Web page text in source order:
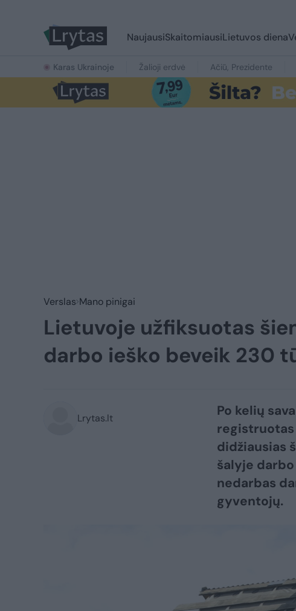
NaujausiSkaitomiausiLietuvos diena
Karas Ukrainoje Žalioji erdvė Ačiū, Prezidente
Verslas Mano pinigai
Lietuvoje užfiksuotas
darbo ieško beveik 230
Lrytas.lt
Po kelių
registruotas
didžiausias
šalyje
nedarbas
gyventojų.